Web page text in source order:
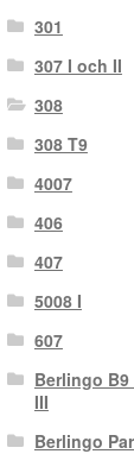
301
307 I och II
308
308 T9
4007
406
407
5008 I
607
Berlingo
III
Berlingo